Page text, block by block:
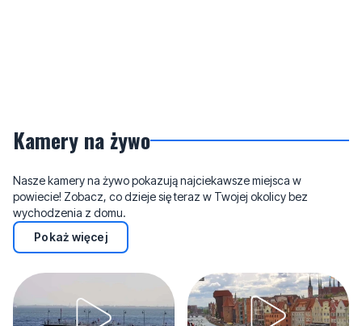
Kamery na żywo
Nasze kamery na żywo pokazują najciekawsze miejsca w
powiecie! Zobacz, co dzieje się teraz w Twojej okolicy bez
wychodzenia z domu.
Pokaż więcej